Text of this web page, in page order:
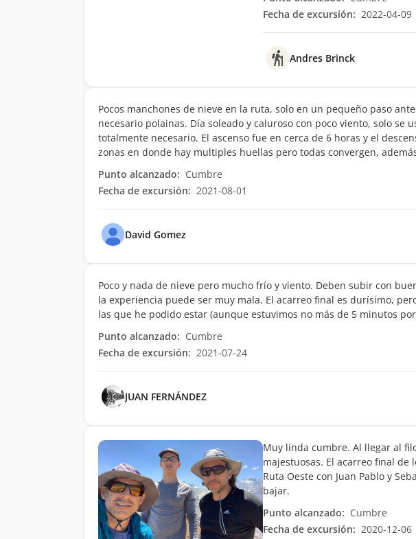
Fecha de excursión: 2022-04-09
Andres Brinck
Pocos manchones de nieve en la ruta, solo en un pequeño paso
necesario polainas. Día soleado y caluroso con poco viento, solo se
totalmente necesario. El ascenso fue en cerca de 6 horas y el
zonas en donde hay multiples huellas pero todas convergen,
Punto alcanzado: Cumbre
Fecha de excursión: 2021-08-01
David Gomez
Poco y nada de nieve pero mucho frío y viento. Deben subir con
la experiencia puede ser muy mala. El acarreo final es durísimo,
las que he podido estar (aunque estuvimos no más de 5 minutos
Punto alcanzado: Cumbre
Fecha de excursión: 2021-07-24
JUAN FERNÁNDEZ
Muy linda cumbre. Al llegar al
majestuosas. El acarreo final de
Ruta Oeste con Juan Pablo y
bajar.
Punto alcanzado: Cumbre
Fecha de excursión: 2020-12-06